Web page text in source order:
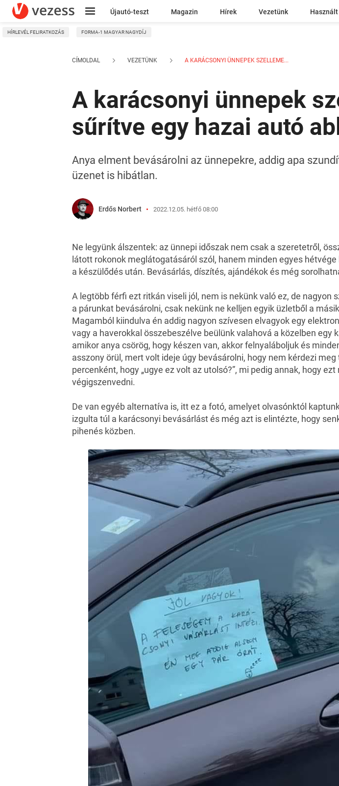
Újautó-teszt Magazin Hírek Vezetünk
Kresz
HÍRLEVÉL FELIRATKOZÁS FORMA-1 MAGYAR NAGYDÍJ
CÍMOLDAL VEZETÜNK A KARÁCSONYI ÜNNEPEK SZELLEME...
A karácsonyi ünnepek
sűrítve egy hazai autó
Anya elment bevásárolni az ünnepekre, addig apa
üzenet is hibátlan.
Erdős Norbert 2022.12.05. hétfő 08:00
Ne legyünk álszentek: az ünnepi időszak nem csak a szeretetről,
látott rokonok meglátogatásáról szól, hanem minden egyes
a készülődés után. Bevásárlás, díszítés, ajándékok és még
A legtöbb férfi ezt ritkán viseli jól, nem is nekünk való ez, de nagyon
a párunkat bevásárolni, csak nekünk ne kelljen egyik üzletből a
Magamból kiindulva én addig nagyon szívesen elvagyok egy
vagy a haverokkal összebeszélve beülünk valahová a közelben egy
amikor anya csörög, hogy készen van, akkor felnyaláboljuk és
asszony örül, mert volt ideje úgy bevásárolni, hogy nem kérdezi meg
percenként, hogy „ugye ez volt az utolsó?”, mi pedig annak, hogy
végigszenvedni.
De van egyéb alternatíva is, itt ez a fotó, amelyet olvasónktól
izgulta túl a karácsonyi bevásárlást és még azt is elintézte, hogy
pihenés közben.